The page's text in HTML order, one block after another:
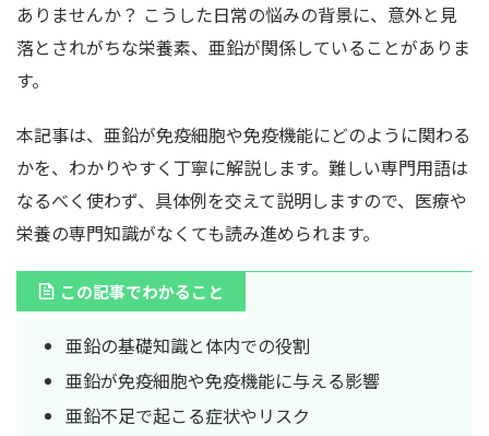
ありませんか？ こうした日常の悩みの背景に、意外と見
落とされがちな栄養素、亜鉛が関係していることがありま
す。
本記事は、亜鉛が免疫細胞や免疫機能にどのように関わる
かを、わかりやすく丁寧に解説します。難しい専門用語は
なるべく使わず、具体例を交えて説明しますので、医療や
栄養の専門知識がなくても読み進められます。
この記事でわかること
亜鉛の基礎知識と体内での役割
亜鉛が免疫細胞や免疫機能に与える影響
亜鉛不足で起こる症状やリスク